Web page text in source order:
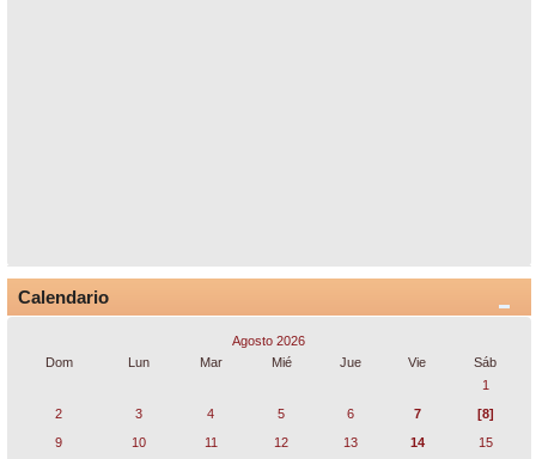
Calendario
Agosto 2026
Dom
Lun Mar Mié Jue Vie
Sáb
1
2
3 4 5 6 7
[8]
9
10 11 12 13 14
15